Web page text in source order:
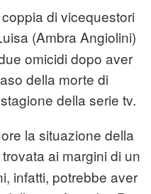
di vicequestori
(Ambra Angiolini)
omicidi dopo aver
della morte di
della serie tv.
la situazione della
ai margini di un
infatti, potrebbe aver